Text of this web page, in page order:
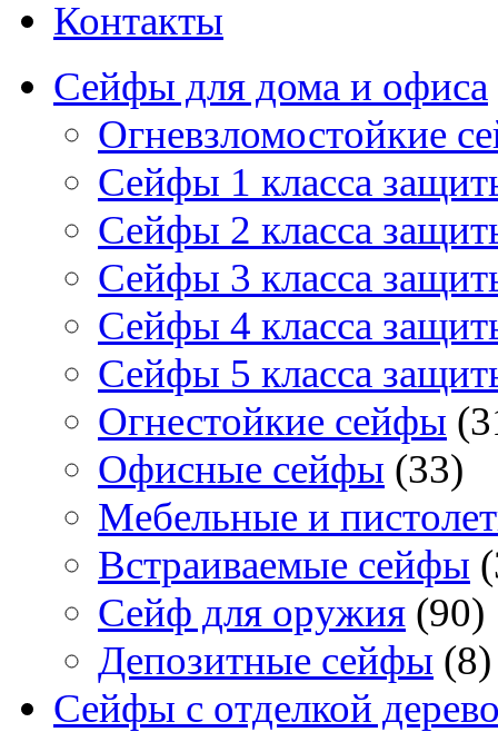
Контакты
Сейфы для дома и офиса
Огневзломостойкие
Сейфы 1 класса
Сейфы 2 класса
Сейфы 3 класса
Сейфы 4 класса
Сейфы 5 класса
Огнестойкие сейфы
Офисные сейфы (33)
Мебельные и
Встраиваемые сейфы
Сейф для оружия (90)
Депозитные сейфы (8)
Сейфы с отделкой